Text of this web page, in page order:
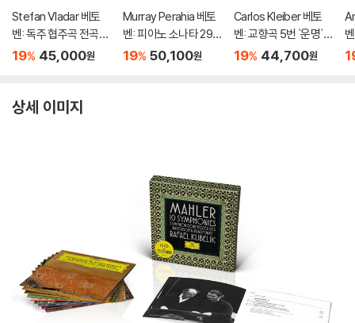
Stefan Vladar 베토
벤: 독주 협주곡 전곡집
(Beethoven:The So
스트라
19% 45,000원
Murray Perahia 베토
벤: 피아노 소나타 29
번 '함머클라비어', 14
19% 50,100원
Carlos Kleiber 베토
벤: 교향곡 5번 `운명`,
7번 - 카를로스 클라이
19% 44,700원
상세 이미지